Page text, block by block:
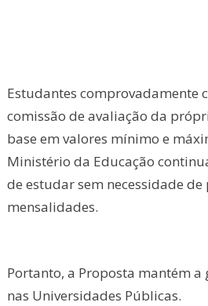
Estudantes comprovadamente
comissão de avaliação da
base em valores mínimo e
Ministério da Educação
de estudar sem necessidade
mensalidades.
Portanto, a Proposta mantém
nas Universidades Públicas.